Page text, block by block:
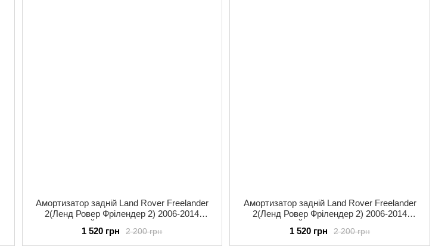
Амортизатор задній Land Rover Freelander
2(Ленд Ровер Фрілендер 2) 2006-2014
2 200 грн
1 520 грн
Амортизатор задній Land Rover Freelander
2(Ленд Ровер Фрілендер 2) 2006-2014
2 200 грн
1 520 грн